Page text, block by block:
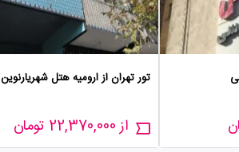
تور تهران از ارومیه هتل شهریارنوین
از 22,370,000 تومان